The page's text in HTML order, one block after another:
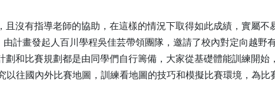
沒有指導老師的協助，在這樣的情況下取得如此成績，實屬不
計畫發起人百川學程吳佳芸帶領團隊，邀請了校內對定向越野
和比賽規劃都是由同學們自行籌備，大家從基礎體能訓練開始
往國內外比賽地圖，訓練看地圖的技巧和模擬比賽環境，為比